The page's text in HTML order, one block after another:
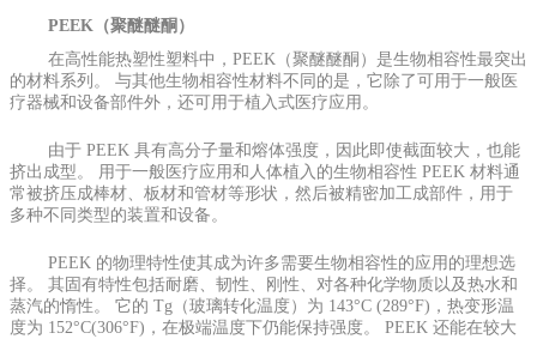
PEEK（聚醚醚酮）
在高性能热塑性塑料中，PEEK（聚醚醚酮）是生物相容性最突出
的材料系列。 与其他生物相容性材料不同的是，它除了可用于一般医
疗器械和设备部件外，还可用于植入式医疗应用。
由于 PEEK 具有高分子量和熔体强度，因此即使截面较大，也能
挤出成型。 用于一般医疗应用和人体植入的生物相容性 PEEK 材料通
常被挤压成棒材、板材和管材等形状，然后被精密加工成部件，用于
多种不同类型的装置和设备。
PEEK 的物理特性使其成为许多需要生物相容性的应用的理想选
择。 其固有特性包括耐磨、韧性、刚性、对各种化学物质以及热水和
蒸汽的惰性。 它的 Tg（玻璃转化温度）为 143°C (289°F)，热变形温
度为 152°C(306°F)，在极端温度下仍能保持强度。 PEEK 还能在较大